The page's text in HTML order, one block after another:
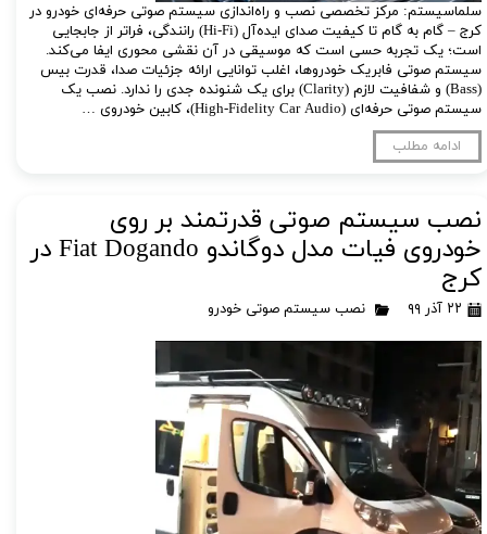
سلماسیستم: مرکز تخصصی نصب و راه‌اندازی سیستم صوتی حرفه‌ای خودرو در
کرج – گام به گام تا کیفیت صدای ایده‌آل (Hi-Fi) رانندگی، فراتر از جابجایی
است؛ یک تجربه حسی است که موسیقی در آن نقشی محوری ایفا می‌کند.
سیستم صوتی فابریک خودروها، اغلب توانایی ارائه جزئیات صدا، قدرت بیس
(Bass) و شفافیت لازم (Clarity) برای یک شنونده جدی را ندارد. نصب یک
سیستم صوتی حرفه‌ای (High-Fidelity Car Audio)، کابین خودروی …
ادامه مطلب
نصب سیستم صوتی قدرتمند بر روی
خودروی فیات مدل دوگاندو Fiat Dogando در
کرج
۲۲ آذر ۹۹ نصب سیستم صوتی خودرو